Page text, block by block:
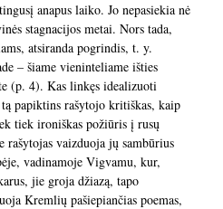
anapus laiko. Jo nepasiekia nė
stagnacijos metai. Nors tada,
atsiranda pogrindis, t. y.
– šiame vieninteliame išties
(p. 4). Kas linkęs idealizuoti
papiktins rašytojo kritiškas, kaip
tiek ironiškas požiūris į rusų
rašytojas vaizduoja jų sambūrius
vadinamoje Vigvamu, kur,
jie groja džiazą, tapo
Kremlių pašiepiančias poemas,